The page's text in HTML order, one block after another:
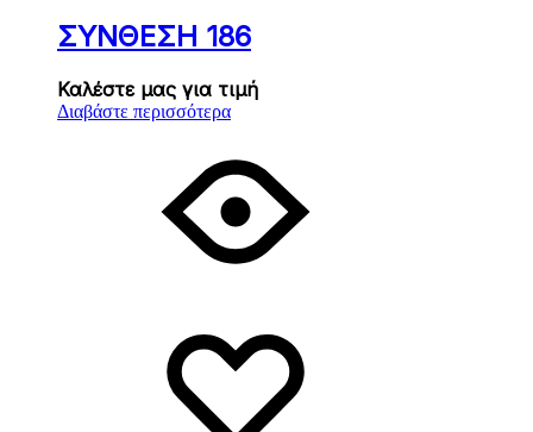
ΣΥΝΘΕΣΗ 186
Καλέστε μας για τιμή
Διαβάστε περισσότερα